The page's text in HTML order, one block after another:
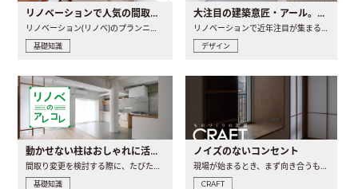
リノベーションで人気の間取りとは？トレンドの間取りと実例を徹底解説
基礎知識
大注目の建築意匠・アール。人気の理由と空間に取り入れるポイント
デザイン
動かせない柱はおしゃれに活用！柱を魅せるリノベーション(リノベ)4選
基礎知識
ノイズのないコンセント
CRAFT